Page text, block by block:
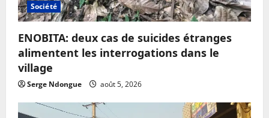
Société
ENOBITA: deux cas de suicides étranges
alimentent les interrogations dans le
village
Serge Ndongue août 5, 2026